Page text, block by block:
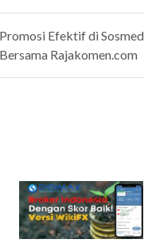
Efektif di
Rajakomen.com